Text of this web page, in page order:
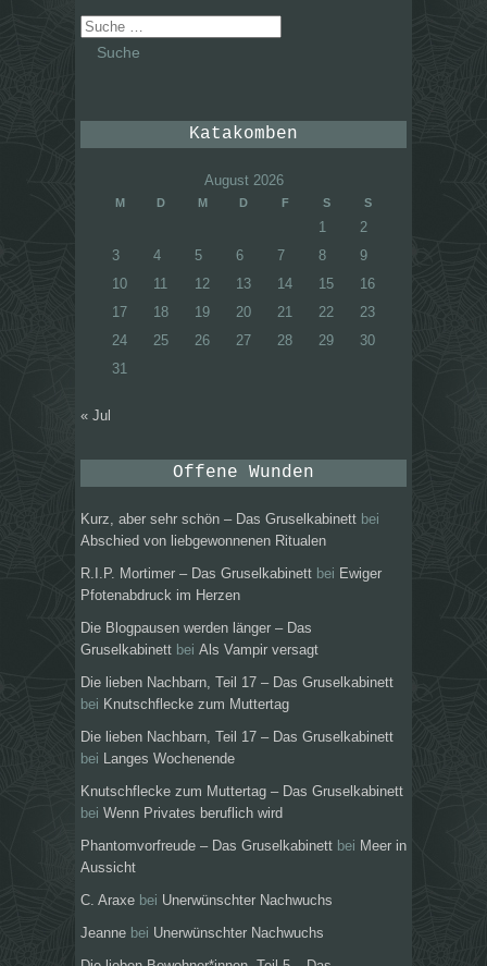
Suche
nach:
Katakomben
August 2026
M D M D F S S
1
2
3
4 5 6 7 8
9
10
11 12 13 14 15
16
17
18 19 20 21 22
23
24
25 26 27 28 29
30
31
« Jul
Offene Wunden
Kurz, aber sehr schön – Das Gruselkabinett bei
Abschied von liebgewonnenen Ritualen
R.I.P. Mortimer – Das Gruselkabinett bei Ewiger
Pfotenabdruck im Herzen
Die Blogpausen werden länger – Das
Gruselkabinett bei Als Vampir versagt
Die lieben Nachbarn, Teil 17 – Das Gruselkabinett
bei Knutschflecke zum Muttertag
Die lieben Nachbarn, Teil 17 – Das Gruselkabinett
bei
Langes Wochenende
Knutschflecke zum Muttertag – Das Gruselkabinett
bei Wenn Privates beruflich wird
Phantomvorfreude – Das Gruselkabinett bei Meer in
Aussicht
C. Araxe bei Unerwünschter Nachwuchs
Jeanne bei Unerwünschter Nachwuchs